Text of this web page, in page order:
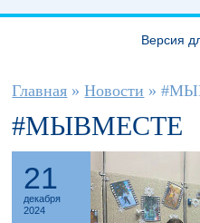
Версия
Вы здесь
Главная » Новости »
#МЫВМЕСТЕ
21
декабря
2024